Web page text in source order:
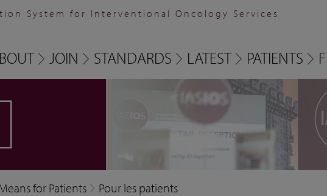
System for Interventional Oncology Services
JOIN STANDARDS LATEST PATIENTS
for Patients Pour les patients